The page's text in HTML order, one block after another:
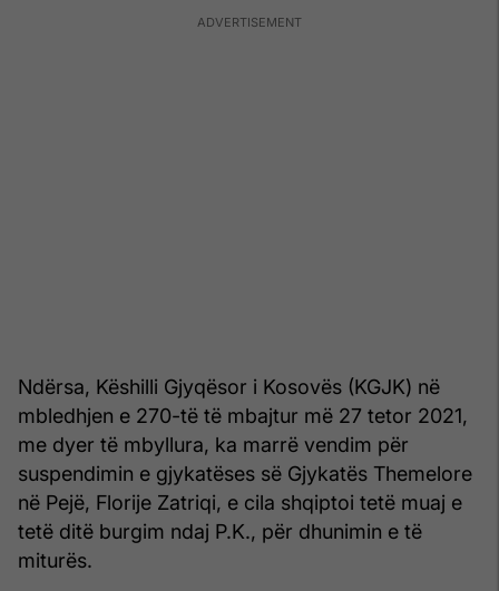
Ndërsa, Këshilli Gjyqësor i Kosovës (KGJK) në
mbledhjen e 270-të të mbajtur më 27 tetor 2021,
me dyer të mbyllura, ka marrë vendim për
suspendimin e gjykatëses së Gjykatës Themelore
në Pejë, Florije Zatriqi, e cila shqiptoi tetë muaj e
tetë ditë burgim ndaj P.K., për dhunimin e të
miturës.